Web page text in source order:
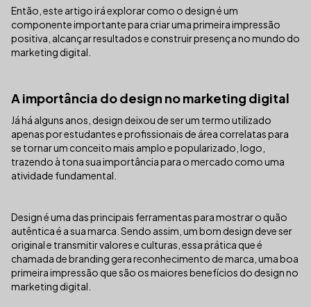
Então, este artigo irá explorar como o design é um
componente importante para criar uma primeira impressão
positiva, alcançar resultados e construir presença no mundo do
marketing digital.
A importância do design no marketing digital
Já há alguns anos, design deixou de ser um termo utilizado
apenas por estudantes e profissionais de área correlatas para
se tornar um conceito mais amplo e popularizado, logo,
trazendo à tona sua importância para o mercado como uma
atividade fundamental.
Design é uma das principais ferramentas para mostrar o quão
autêntica é a sua marca. Sendo assim, um bom design deve ser
original e transmitir valores e culturas, essa prática que é
chamada de branding gera reconhecimento de marca, uma boa
primeira impressão que são os maiores benefícios do design no
marketing digital.